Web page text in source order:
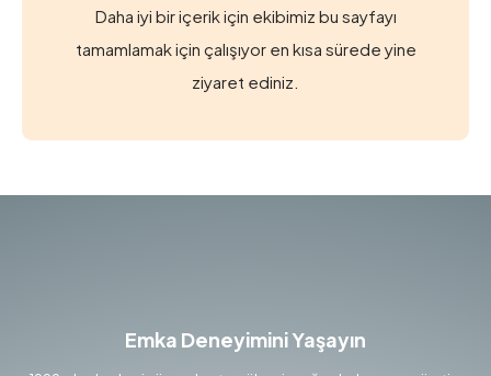
Daha iyi bir içerik için ekibimiz bu sayfayı
tamamlamak için çalışıyor en kısa sürede yine
ziyaret ediniz.
Emka Deneyimini Yaşayın